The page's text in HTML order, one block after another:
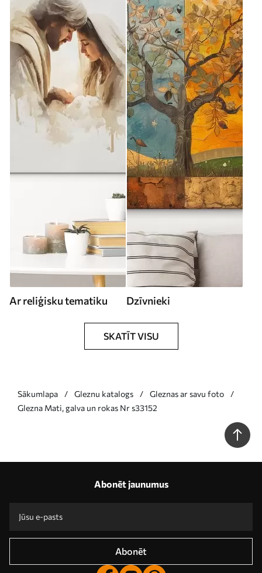
Ar reliģisku tematiku Dzīvnieki
SKATĪT VISU
Sākumlapa Gleznu katalogs
Gleznas ar savu foto
Glezna Mati, galva un rokas Nr s33152
Abonēt jaunumus
Abonēt